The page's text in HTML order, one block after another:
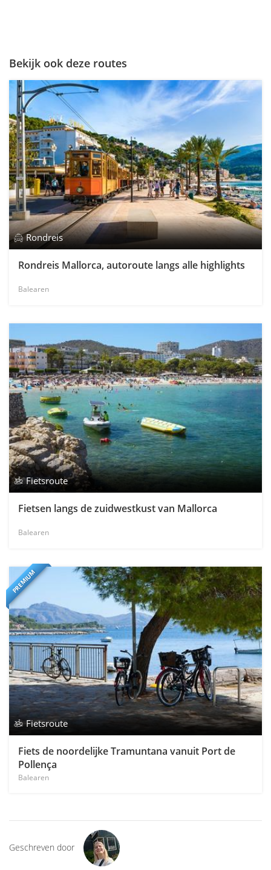
Bekijk ook deze routes
Rondreis
Rondreis Mallorca, autoroute langs alle highlights
Balearen
Fietsroute
Fietsen langs de zuidwestkust van Mallorca
Balearen
PREMIUM
Fietsroute
Fiets de noordelijke Tramuntana vanuit Port de
Pollença
Balearen
Geschreven door